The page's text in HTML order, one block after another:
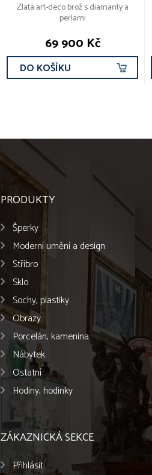
Zlatá art-deco brož s diamanty a
perlami
69 900 Kč
DO KOŠÍKU
PRODUKTY
Šperky
Moderní umění a design
Stříbro
Sklo
Sochy, plastiky
Obrazy
Porcelán, kamenina
Nábytek
Ostatní
Hodiny, hodinky
ZÁKAZNICKÁ SEKCE
Přihlásit